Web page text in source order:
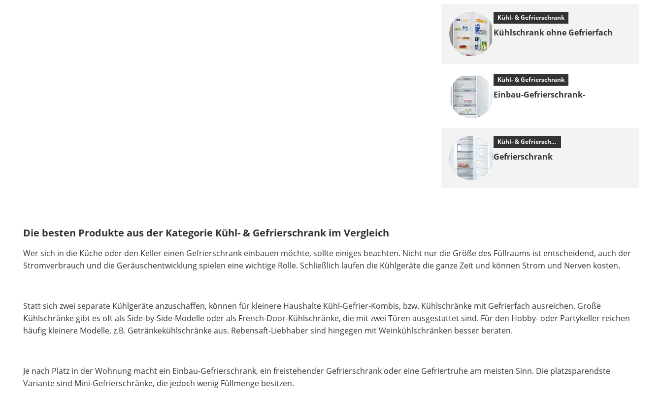
Kühl- & Gefrierschrank
Kühlschrank ohne Gefrierfach
Kühl- & Gefrierschrank
Einbau-Gefrierschrank-
Kühl- & Gefrierschrank
Gefrierschrank
Die besten Produkte aus der Kategorie Kühl- & Gefrierschrank im Vergleich
Wer sich in die Küche oder den Keller einen Gefrierschrank einbauen möchte, sollte einiges beachten. Nicht nur die Größe des Füllraums ist entscheidend, auch der
Stromverbrauch und die Geräuschentwicklung spielen eine wichtige Rolle. Schließlich laufen die Kühlgeräte die ganze Zeit und können Strom und Nerven kosten.
Statt sich zwei separate Kühlgeräte anzuschaffen, können für kleinere Haushalte Kühl-Gefrier-Kombis, bzw. Kühlschränke mit Gefrierfach ausreichen. Große
Kühlschränke gibt es oft als Side-by-Side-Modelle oder als French-Door-Kühlschränke, die mit zwei Türen ausgestattet sind. Für den Hobby- oder Partykeller reichen
häufig kleinere Modelle, z.B. Getränkekühlschränke aus. Rebensaft-Liebhaber sind hingegen mit Weinkühlschränken besser beraten.
Je nach Platz in der Wohnung macht ein Einbau-Gefrierschrank, ein freistehender Gefrierschrank oder eine Gefriertruhe am meisten Sinn. Die platzsparendste
Variante sind Mini-Gefrierschränke, die jedoch wenig Füllmenge besitzen.